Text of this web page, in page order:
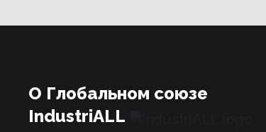
О Глобальном союзе
IndustriALL